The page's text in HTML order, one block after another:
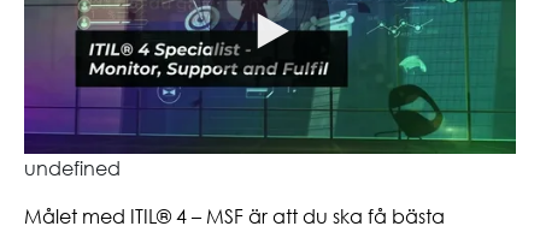
undefined
Målet med ITIL® 4 – MSF är att du ska få bästa